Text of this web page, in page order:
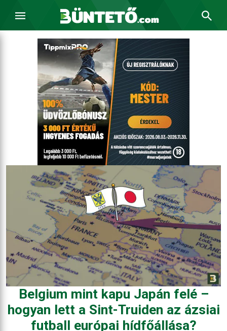
Belgium mint kapu Japán felé –
hogyan lett a Sint-Truiden az ázsiai
futball európai hídfőállása?